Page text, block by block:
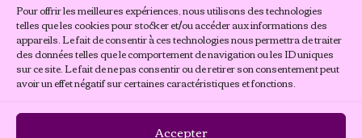
Pour offrir les meilleures expériences, nous utilisons des technologies
telles que les cookies pour stocker et/ou accéder aux informations des
appareils. Le fait de consentir à ces technologies nous permettra de traiter
des données telles que le comportement de navigation ou les ID uniques
sur ce site. Le fait de ne pas consentir ou de retirer son consentement peut
avoir un effet négatif sur certaines caractéristiques et fonctions.
Accepter